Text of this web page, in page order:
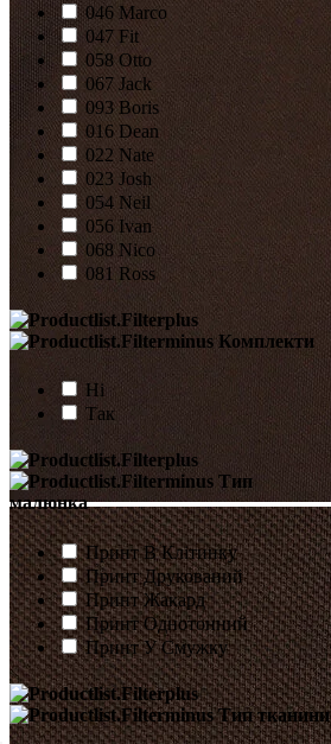
046 Marco
047 Fit
058 Otto
067 Jack
093 Boris
016 Dean
022 Nate
023 Josh
054 Neil
056 Ivan
068 Nico
081 Ross
Комплекти
Ні
Так
Тип
малюнка
Принт В Клітинку
Принт Друкований
Принт Жакард
Принт Однотонний
Принт У Смужку
Тип тканини